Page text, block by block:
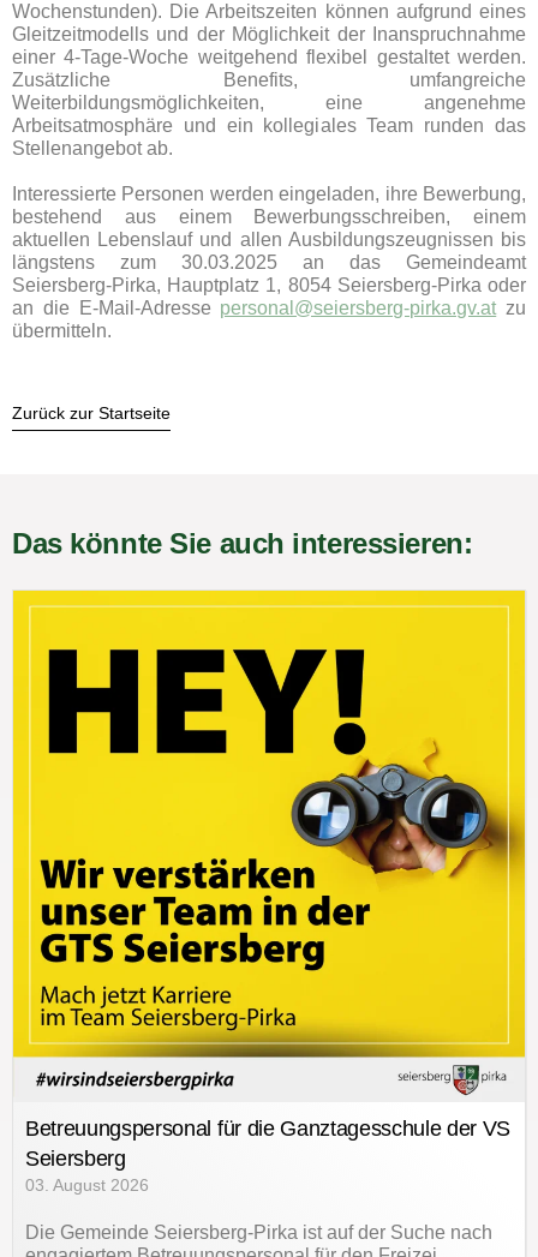
Wochenstunden). Die Arbeitszeiten können aufgrund eines
Gleitzeitmodells und der Möglichkeit der Inanspruchnahme
einer 4-Tage-Woche weitgehend flexibel gestaltet werden.
Zusätzliche Benefits, umfangreiche
Weiterbildungsmöglichkeiten, eine angenehme
Arbeitsatmosphäre und ein kollegiales Team runden das
Stellenangebot ab.
Interessierte Personen werden eingeladen, ihre Bewerbung,
bestehend aus einem Bewerbungsschreiben, einem
aktuellen Lebenslauf und allen Ausbildungszeugnissen bis
längstens zum 30.03.2025 an das Gemeindeamt
Seiersberg-Pirka, Hauptplatz 1, 8054 Seiersberg-Pirka oder
an die E-Mail-Adresse personal@seiersberg-pirka.gv.at zu
übermitteln.
Zurück zur Startseite
Das könnte Sie auch interessieren:
Betreuungspersonal für die Ganztagesschule der VS
Seiersberg
03. August 2026
Die Gemeinde Seiersberg-Pirka ist auf der Suche nach